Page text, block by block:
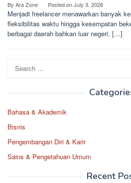
By Ara Zone Posted onJuly 3, 2026
Menjadi freelancer menawarkan banyak
fleksibilitas waktu hingga kesempatan
berbagai daerah bahkan luar negeri. […]
Search
for:
Bahasa & Akademik
Bisnis
Pengembangan Diri & Karir
Sains & Pengetahuan Umum
Recent